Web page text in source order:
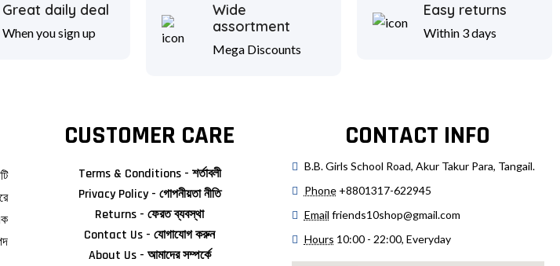
Great daily deal
When you sign up
Wide
assortment
Mega Discounts
Easy returns
Within 3 days
CUSTOMER CARE
Terms & Conditions - শর্তাবলী
Privacy Policy - গোপনীয়তা নীতি
Returns - ফেরত ব্যবস্থা
Contact Us - যোগাযোগ করুন
About Us - আমাদের সম্পর্কে
CONTACT INFO
B.B. Girls School Road, Akur Takur Para, Tangail.
Phone +8801317-622945
Email friends10shop@gmail.com
Hours 10:00 - 22:00, Everyday